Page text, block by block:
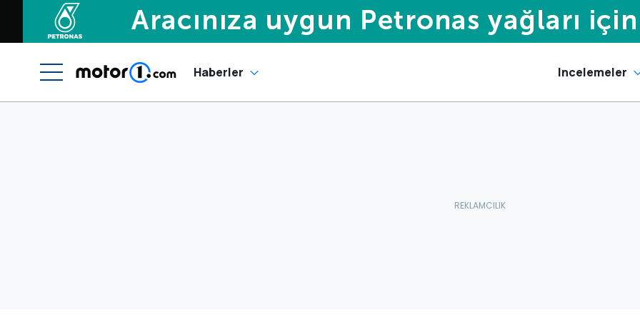
Haberler Incelemeler